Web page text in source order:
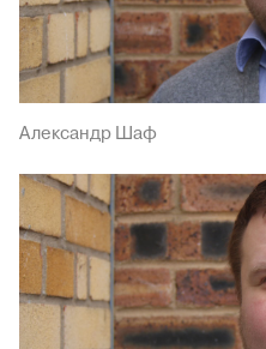
Александр Шаф